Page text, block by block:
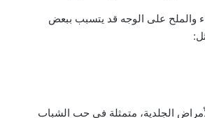
والملح على الوجه قد يتسبب ببعض
الجلدية، متمثلة في حب الشباب